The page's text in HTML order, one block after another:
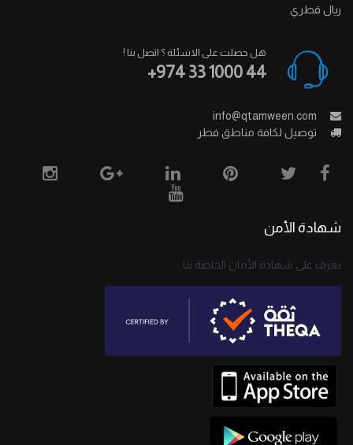
ريال قطري
هل حصلت على الاسئلة ؟ اتصل بنا !
+974 33 1000 44
info@qtamween.com
توصيل لكافة مناطق فطر
شهادة الأمن
تعرف على شهادة الأمان الخاصة بنا